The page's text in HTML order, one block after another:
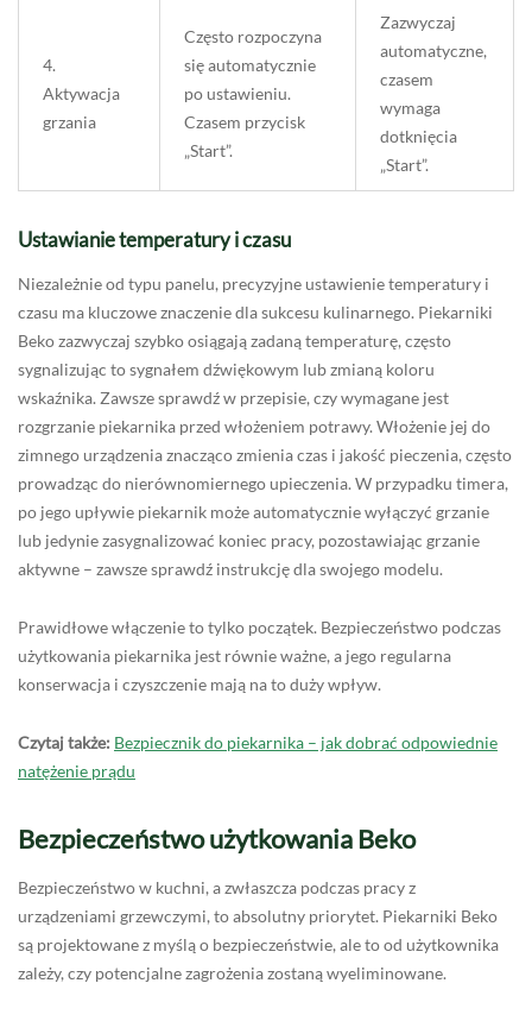
4.
Aktywacja
grzania
Często rozpoczyna
się automatycznie
po ustawieniu.
Czasem przycisk
„Start”.
Zazwyczaj
automatyczne,
czasem
wymaga
dotknięcia
„Start”.
Ustawianie temperatury i czasu
Niezależnie od typu panelu, precyzyjne ustawienie temperatury i
czasu ma kluczowe znaczenie dla sukcesu kulinarnego. Piekarniki
Beko zazwyczaj szybko osiągają zadaną temperaturę, często
sygnalizując to sygnałem dźwiękowym lub zmianą koloru
wskaźnika. Zawsze sprawdź w przepisie, czy wymagane jest
rozgrzanie piekarnika przed włożeniem potrawy. Włożenie jej do
zimnego urządzenia znacząco zmienia czas i jakość pieczenia, często
prowadząc do nierównomiernego upieczenia. W przypadku timera,
po jego upływie piekarnik może automatycznie wyłączyć grzanie
lub jedynie zasygnalizować koniec pracy, pozostawiając grzanie
aktywne – zawsze sprawdź instrukcję dla swojego modelu.
Prawidłowe włączenie to tylko początek. Bezpieczeństwo podczas
użytkowania piekarnika jest równie ważne, a jego regularna
konserwacja i czyszczenie mają na to duży wpływ.
Czytaj także: Bezpiecznik do piekarnika – jak dobrać odpowiednie
natężenie prądu
Bezpieczeństwo użytkowania Beko
Bezpieczeństwo w kuchni, a zwłaszcza podczas pracy z
urządzeniami grzewczymi, to absolutny priorytet. Piekarniki Beko
są projektowane z myślą o bezpieczeństwie, ale to od użytkownika
zależy, czy potencjalne zagrożenia zostaną wyeliminowane.